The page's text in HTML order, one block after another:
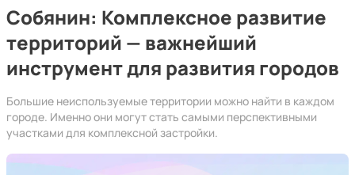
Собянин: Комплексное развитие
территорий — важнейший
инструмент для развития городов
Большие неиспользуемые территории можно найти в каждом
городе. Именно они могут стать самыми перспективными
участками для комплексной застройки.